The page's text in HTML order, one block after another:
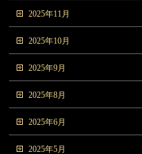
2025年11月
2025年10月
2025年9月
2025年8月
2025年6月
2025年5月